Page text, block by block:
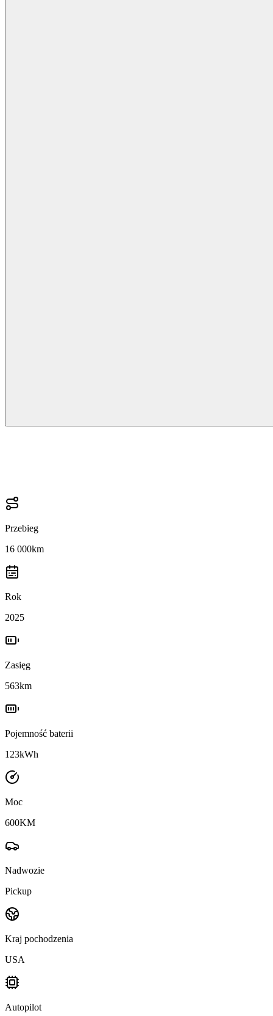
Przebieg
16 000km
Rok
2025
Zasięg
563km
Pojemność baterii
123kWh
Moc
600KM
Nadwozie
Pickup
Kraj pochodzenia
USA
Autopilot